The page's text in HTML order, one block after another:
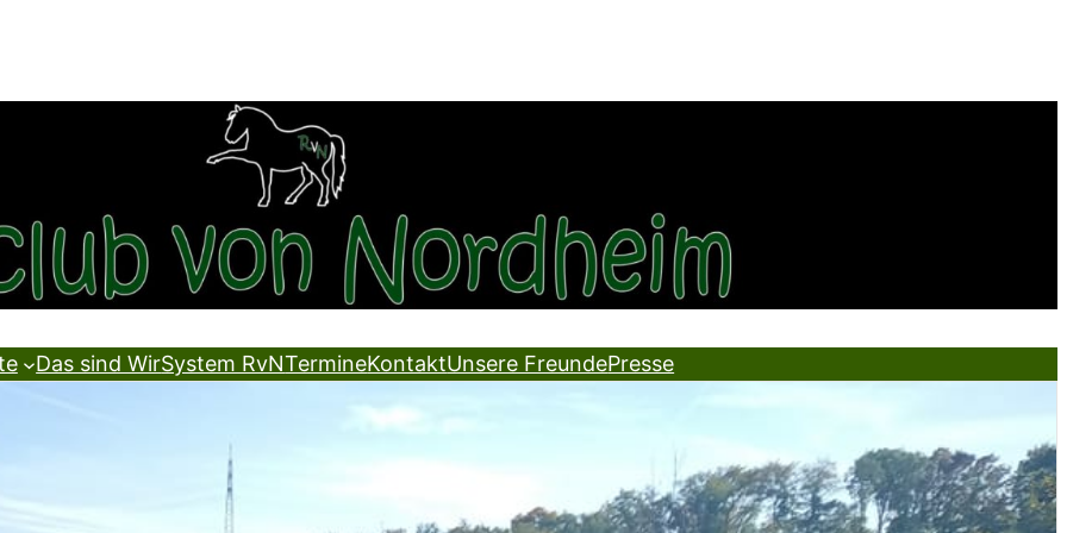
Das sind WirSystem RvNTermineKontaktUnsere FreundePresse